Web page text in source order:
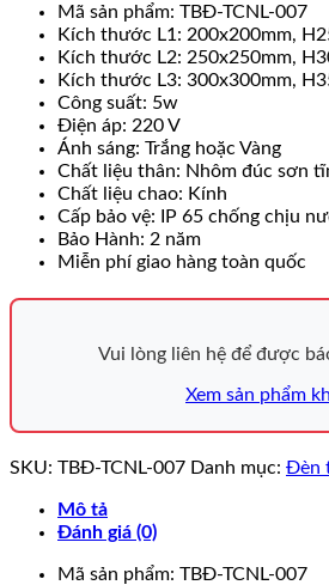
Mã sản phẩm: TBĐ-TCNL-007
Kích thước L1: 200x200mm,
Kích thước L2: 250x250mm,
Kích thước L3: 300x300mm,
Công suất: 5w
Điện áp: 220 V
Ánh sáng: Trắng hoặc Vàng
Chất liệu thân: Nhôm đúc sơn
Chất liệu chao: Kính
Cấp bảo vệ: IP 65 chống chịu
Bảo Hành: 2 năm
Miễn phí giao hàng toàn quốc
Vui lòng liên hệ để được
Xem sản phẩm
SKU: TBĐ-TCNL-007 Danh mục: Đèn
Mô tả
Đánh giá (0)
Mã sản phẩm: TBĐ-TCNL-007